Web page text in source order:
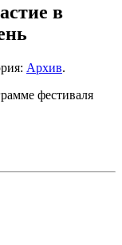
в
Архив.
фестиваля